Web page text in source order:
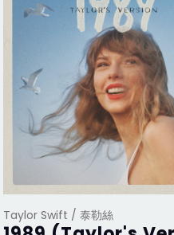
Taylor Swift / 泰勒絲